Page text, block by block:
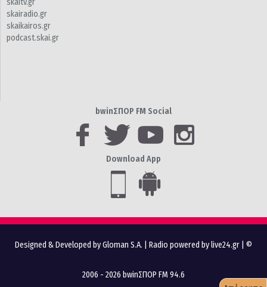
skaitv.gr
skairadio.gr
skaikairos.gr
podcast.skai.gr
bwinΣΠΟΡ FM Social
Download App
Designed & Developed by Gloman S.A. Radio powered by live24.gr | ©
2006 - 2026 bwinΣΠΟΡ FM 94.6